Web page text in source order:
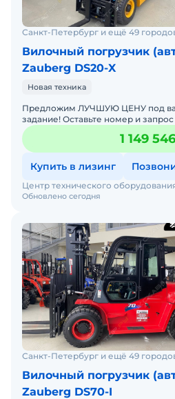
Санкт-Петербург и ещё 49
Вилочный погрузчик
Zauberg DS20-X
Новая техника
Предложим ЛУЧШУЮ ЦЕНУ под
задание! Оставьте номер и запрос - мы подберем модель
со СКИДКОЙ. В наличии на складах новые вилочные
погрузчики
1 149
Купить в лизинг
Обновлено сегодня
Центр технического
Санкт-Петербург и ещё 49
Вилочный погрузчик
Zauberg DS70-I